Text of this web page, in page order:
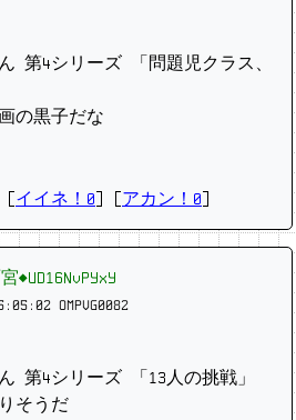
第4シリーズ 「問題児クラス、
の黒子だな
イイネ！0 アカン！0
◆UD16NvPYxY
OMPVG0082
第4シリーズ 「13人の挑戦」
そうだ